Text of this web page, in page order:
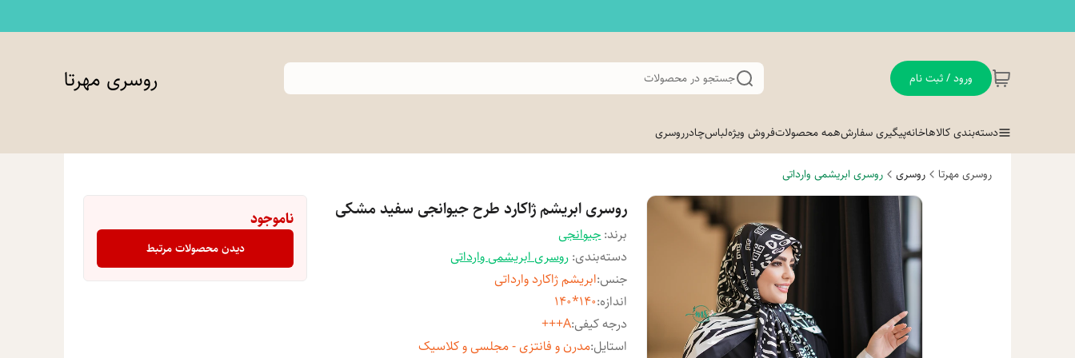
ورود / ثبت نام جستجو در محصولات روسری مهرتا
دسته‌بندی کالاهاخانهپیگیری سفارشهمه محصولاتفروش ویژهلباسچادرروسری
روسری مهرتا روسری روسری ابریشمی وارداتی
روسری ابریشم ژاکارد طرح جیوانجی سفید مشکی
برند:جیوانجی
دسته‌بندی: روسری ابریشمی وارداتی
جنس:ابریشم ژاکارد وارداتی
اندازه:
140*140
درجه کیفی:
A+++
استایل:مدرن و فانتزی - مجلسی و کلاسیک
ناموجود
دیدن محصولات مرتبط